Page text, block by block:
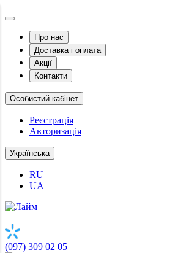
Про нас
Доставка і оплата
Акції
Контакти
Особистий кабінет
Реєстрація
Авторизація
Українська
RU
UA
(097) 309 02 05